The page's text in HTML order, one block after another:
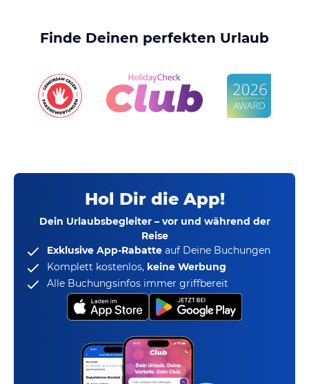
Finde Deinen perfekten Urlaub
Hol Dir die App!
Dein Urlaubsbegleiter – vor und während der
Reise
Exklusive App-Rabatte auf Deine Buchungen
Komplett kostenlos, keine Werbung
Alle Buchungsinfos immer griffbereit